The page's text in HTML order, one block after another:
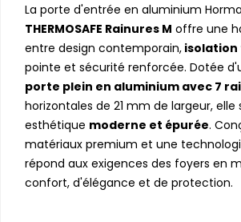
La porte d'entrée en aluminium
THERMOSAFE Rainures M offre une
entre design contemporain,
pointe et sécurité renforcée. Dotée
porte plein en aluminium avec 7
horizontales de 21 mm de largeur, elle
esthétique moderne et épurée.
matériaux premium et une
répond aux exigences des foyers en
confort, d'élégance et de protection.